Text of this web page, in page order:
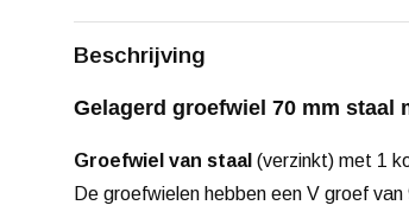
Beschrijving
Gelagerd groefwiel 70 mm staal
Groefwiel van staal (verzinkt) met 1
De groefwielen hebben een V groef